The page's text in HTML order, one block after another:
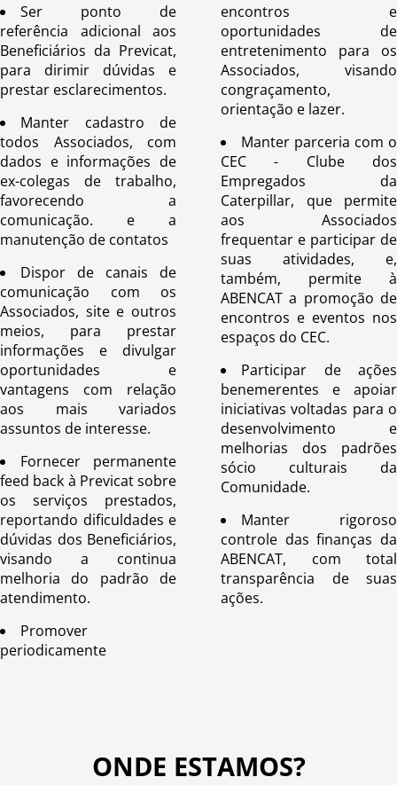
Ser ponto de
referência adicional aos
Beneficiários da Previcat,
para dirimir dúvidas e
prestar esclarecimentos.
Manter cadastro de
todos Associados, com
dados e informações de
ex-colegas de trabalho,
favorecendo a
comunicação. e a
manutenção de contatos
Dispor de canais de
comunicação com os
Associados, site e outros
meios, para prestar
informações e divulgar
oportunidades e
vantagens com relação
aos mais variados
assuntos de interesse.
Fornecer permanente
feed back à Previcat sobre
os serviços prestados,
reportando dificuldades e
dúvidas dos Beneficiários,
visando a continua
melhoria do padrão de
atendimento.
Promover
periodicamente
encontros e
oportunidades de
entretenimento para os
Associados, visando
congraçamento,
orientação e lazer.
Manter parceria com o
CEC - Clube dos
Empregados da
Caterpillar, que permite
aos Associados
frequentar e participar de
suas atividades, e,
também, permite à
ABENCAT a promoção de
encontros e eventos nos
espaços do CEC.
Participar de ações
benemerentes e apoiar
iniciativas voltadas para o
desenvolvimento e
melhorias dos padrões
sócio culturais da
Comunidade.
Manter rigoroso
controle das finanças da
ABENCAT, com total
transparência de suas
ações.
ONDE ESTAMOS?